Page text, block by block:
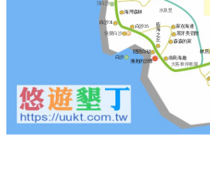
頂白沙
海灣森林 水泉里
白沙31
快樂白沙
戀戀白砂
白沙
擁抱的沙灘
森森的家
林房
藍
海
之
丘
白沙35
黑牙美宿館
家在海邊
南島海趣
大客車停車場